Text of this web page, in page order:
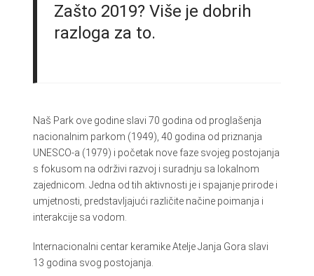
Zašto 2019? Više je dobrih
razloga za to.
Naš Park ove godine slavi 70 godina od proglašenja
nacionalnim parkom (1949), 40 godina od priznanja
UNESCO-a (1979) i početak nove faze svojeg postojanja
s fokusom na održivi razvoj i suradnju sa lokalnom
zajednicom. Jedna od tih aktivnosti je i spajanje prirode i
umjetnosti, predstavljajući različite načine poimanja i
interakcije sa vodom.
Internacionalni centar keramike Atelje Janja Gora slavi
13 godina svog postojanja.